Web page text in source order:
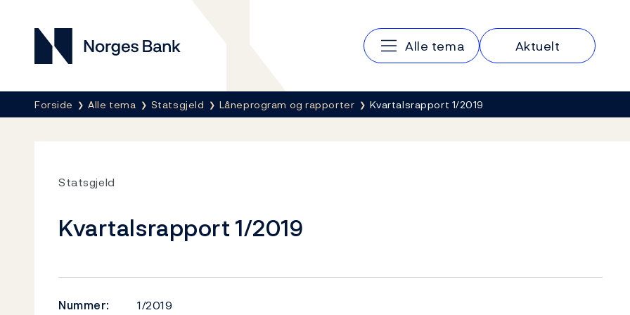
Norges Bank
Hovedmeny
Alle tema Aktuelt
Her er du nå:
Forside Alle tema Statsgjeld Låneprogram og rapporter Kvartalsrapport 1/2019
Statsgjeld
Kvartalsrapport 1/2019
Nummer: 1/2019